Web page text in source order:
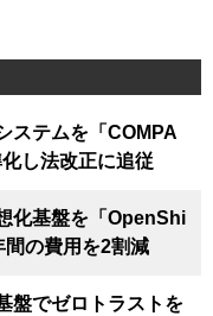
ステムを「COMPA
し法改正に追従
化基盤を「OpenShi
の費用を2割減
盤でゼロトラストを